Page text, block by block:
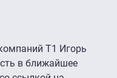
Т1 Игорь
в ближайшее